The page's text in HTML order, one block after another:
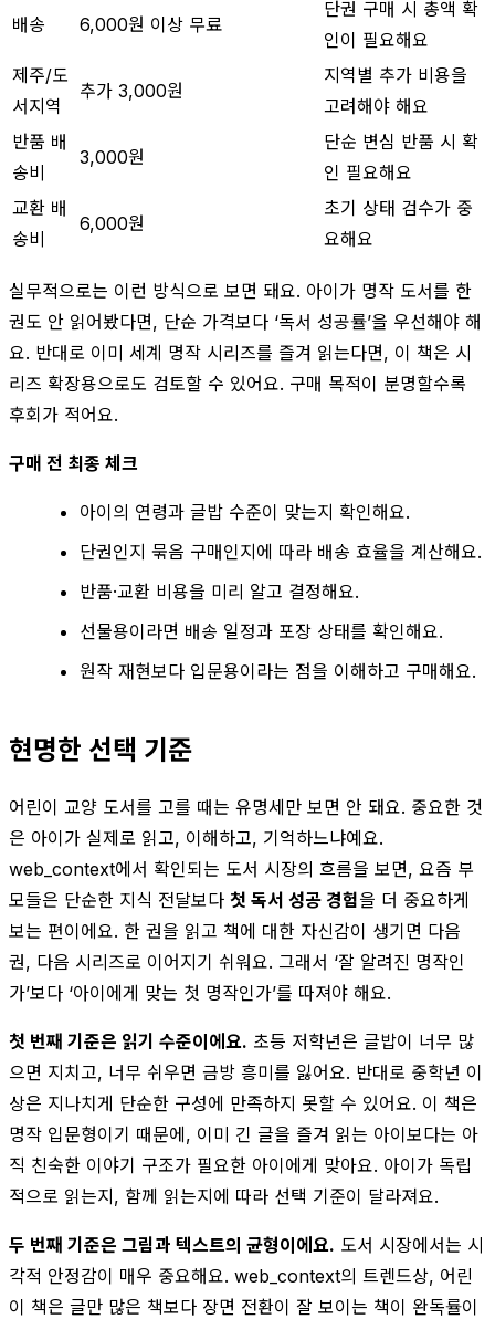
배송 6,000원 이상 무료
단권 구매 시 총액 확
인이 필요해요
제주/도
서지역
추가 3,000원
지역별 추가 비용을
고려해야 해요
반품 배
송비
3,000원
단순 변심 반품 시 확
인 필요해요
교환 배
송비
6,000원
초기 상태 검수가 중
요해요
실무적으로는 이런 방식으로 보면 돼요. 아이가 명작 도서를 한
권도 안 읽어봤다면, 단순 가격보다 ‘독서 성공률’을 우선해야 해
요. 반대로 이미 세계 명작 시리즈를 즐겨 읽는다면, 이 책은 시
리즈 확장용으로도 검토할 수 있어요. 구매 목적이 분명할수록
후회가 적어요.
구매 전 최종 체크
아이의 연령과 글밥 수준이 맞는지 확인해요.
단권인지 묶음 구매인지에 따라 배송 효율을 계산해요.
반품·교환 비용을 미리 알고 결정해요.
선물용이라면 배송 일정과 포장 상태를 확인해요.
원작 재현보다 입문용이라는 점을 이해하고 구매해요.
현명한 선택 기준
어린이 교양 도서를 고를 때는 유명세만 보면 안 돼요. 중요한 것
은 아이가 실제로 읽고, 이해하고, 기억하느냐예요.
web_context에서 확인되는 도서 시장의 흐름을 보면, 요즘 부
모들은 단순한 지식 전달보다 첫 독서 성공 경험을 더 중요하게
보는 편이에요. 한 권을 읽고 책에 대한 자신감이 생기면 다음
권, 다음 시리즈로 이어지기 쉬워요. 그래서 ‘잘 알려진 명작인
가’보다 ‘아이에게 맞는 첫 명작인가’를 따져야 해요.
첫 번째 기준은 읽기 수준이에요. 초등 저학년은 글밥이 너무 많
으면 지치고, 너무 쉬우면 금방 흥미를 잃어요. 반대로 중학년 이
상은 지나치게 단순한 구성에 만족하지 못할 수 있어요. 이 책은
명작 입문형이기 때문에, 이미 긴 글을 즐겨 읽는 아이보다는 아
직 친숙한 이야기 구조가 필요한 아이에게 맞아요. 아이가 독립
적으로 읽는지, 함께 읽는지에 따라 선택 기준이 달라져요.
두 번째 기준은 그림과 텍스트의 균형이에요. 도서 시장에서는 시
각적 안정감이 매우 중요해요. web_context의 트렌드상, 어린
이 책은 글만 많은 책보다 장면 전환이 잘 보이는 책이 완독률이